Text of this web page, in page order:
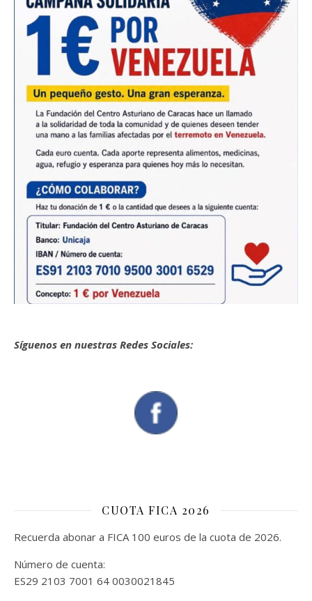
Síguenos en nuestras Redes Sociales:
CUOTA FICA 2026
Recuerda abonar a FICA 100 euros de la cuota de 2026.
Número de cuenta:
ES29 2103 7001 64 0030021845